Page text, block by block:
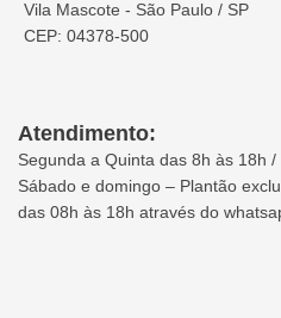
Vila Mascote - São Paulo / SP
CEP: 04378-500
Atendimento:
Segunda a Quinta das 8h às 18h
Sábado e domingo – Plantão
das 08h às 18h através do